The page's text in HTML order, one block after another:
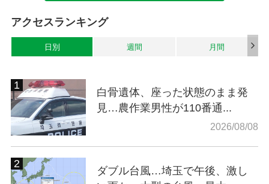
アクセスランキング
日別 週間 月間
白骨遺体、座った状態のまま発
見…農作業男性が110番通...
2026/08/08
ダブル台風…埼玉で午後、激し